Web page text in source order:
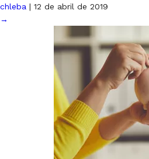
chleba | 12 de abril de 2019
→